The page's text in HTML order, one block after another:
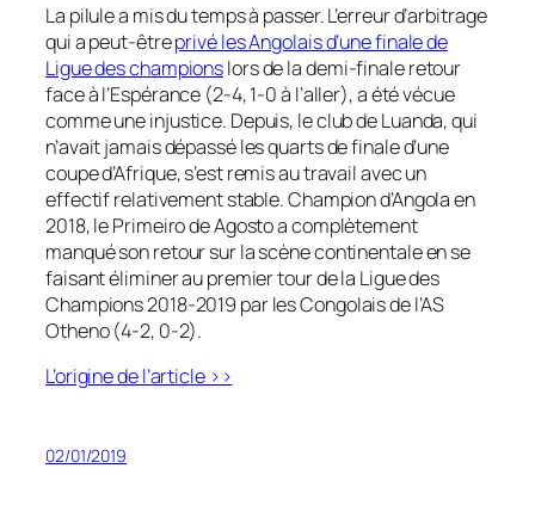
La pilule a mis du temps à passer. L’erreur d’arbitrage
qui a peut-êtreprivé les Angolais d’une finale de
Ligue des championslors de la demi-finale retour
face à l’Espérance (2-4, 1-0 à l’aller), a été vécue
comme une injustice. Depuis, le club de Luanda, qui
n’avait jamais dépassé les quarts de finale d’une
coupe d’Afrique, s’est remis au travail avec un
effectif relativement stable. Champion d’Angola en
2018, le Primeiro de Agosto a complètement
manqué son retour sur la scène continentale en se
faisant éliminer au premier tour de la Ligue des
Champions 2018-2019 par les Congolais de l’AS
Otheno (4-2, 0-2).
L’origine de l’article >>
02/01/2019